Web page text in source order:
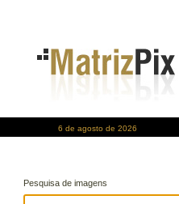
6 de agosto de 2026
Pesquisa de imagens